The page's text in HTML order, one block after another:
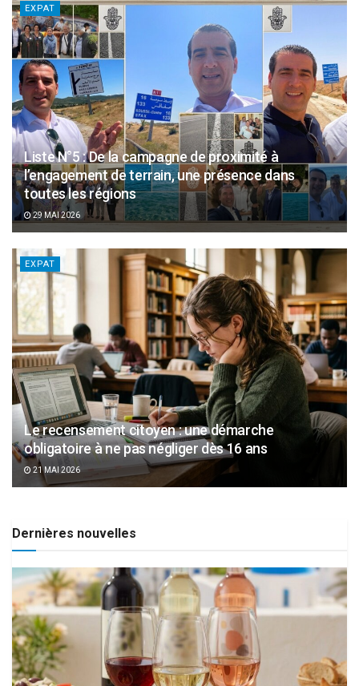
EXPAT
Liste N°5 : De la campagne de proximité à
l’engagement de terrain, une présence dans
toutes les régions
29 MAI 2026
EXPAT
Le recensement citoyen : une démarche
obligatoire à ne pas négliger dès 16 ans
21 MAI 2026
Dernières nouvelles